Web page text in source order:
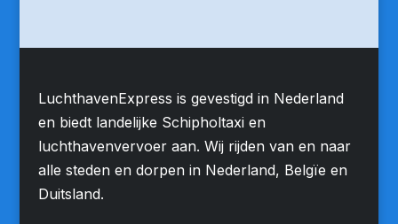
LuchthavenExpress is gevestigd in Nederland
en biedt landelijke Schipholtaxi en
luchthavenvervoer aan. Wij rijden van en naar
alle steden en dorpen in Nederland, Belgïe en
Duitsland.